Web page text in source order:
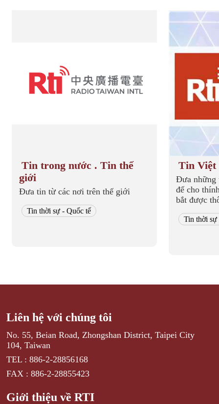
Tin trong nước . Tin thế
giới
Đưa tin từ các nơi trên thế giới
Tin thời sự - Quốc tế
Tin Việt
Đưa những
để cho
bắt được
Tin thời sự
Liên hệ với chúng tôi
No. 55, Beian Road, Zhongshan District, Taipei City
104, Taiwan
TEL : 886-2-28856168
FAX : 886-2-28855423
Giới thiệu về RTI